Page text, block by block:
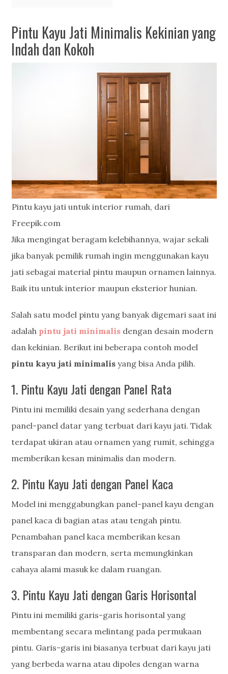
Pintu Kayu Jati Minimalis Kekinian yang
Indah dan Kokoh
Pintu kayu jati untuk interior rumah, dari
Freepik.com
Jika mengingat beragam kelebihannya, wajar sekali
jika banyak pemilik rumah ingin menggunakan kayu
jati sebagai material pintu maupun ornamen lainnya.
Baik itu untuk interior maupun eksterior hunian.
Salah satu model pintu yang banyak digemari saat ini
adalah pintu jati minimalis dengan desain modern
dan kekinian. Berikut ini beberapa contoh model
pintu kayu jati minimalis yang bisa Anda pilih.
1. Pintu Kayu Jati dengan Panel Rata
Pintu ini memiliki desain yang sederhana dengan
panel-panel datar yang terbuat dari kayu jati. Tidak
terdapat ukiran atau ornamen yang rumit, sehingga
memberikan kesan minimalis dan modern.
2. Pintu Kayu Jati dengan Panel Kaca
Model ini menggabungkan panel-panel kayu dengan
panel kaca di bagian atas atau tengah pintu.
Penambahan panel kaca memberikan kesan
transparan dan modern, serta memungkinkan
cahaya alami masuk ke dalam ruangan.
3. Pintu Kayu Jati dengan Garis Horisontal
Pintu ini memiliki garis-garis horisontal yang
membentang secara melintang pada permukaan
pintu. Garis-garis ini biasanya terbuat dari kayu jati
yang berbeda warna atau dipoles dengan warna